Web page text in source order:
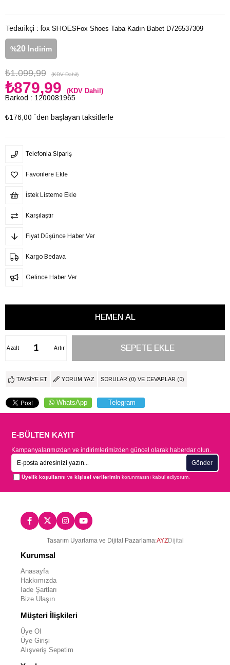
Tedarikçi : fox SHOES
%20 İndirim
₺1.099,99 (KDV Dahil)
₺879,99 (KDV Dahil)
Barkod : 1200081965
₺176,00 `den başlayan taksitlerle
Fox Shoes Taba Kadın Babet D726537309
Telefonla Sipariş
Favorilere Ekle
İstek Listeme Ekle
Karşılaştır
Fiyat Düşünce Haber Ver
Kargo Bedava
Gelince Haber Ver
Artır
Azalt
TAVSIYE ET YORUM YAZ SORULAR (0) VE CEVAPLAR (0)
WhatsApp Telegram
E-BÜLTEN KAYIT
Kampanyalarımızdan ve indirimlerimizden güncel olarak haberdar olun.
Gönder
Üyelik koşullarını vekişisel verilerimin korunmasını kabul ediyorum.
Tasarım Uyarlama ve Dijital Pazarlama:AYZDijital
Kurumsal
Anasayfa
Hakkımızda
İade Şartları
Bize Ulaşın
Müşteri İlişkileri
Üye Ol
Üye Girişi
Alışveriş Sepetim